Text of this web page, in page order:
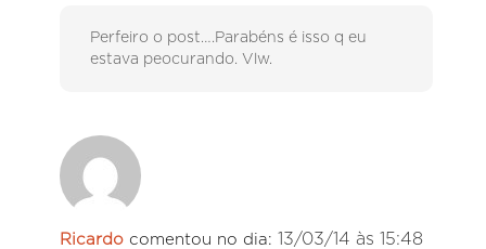
Perfeiro o post….Parabéns é isso q eu
estava peocurando. Vlw.
Ricardo comentou no dia: 13/03/14 às 15:48